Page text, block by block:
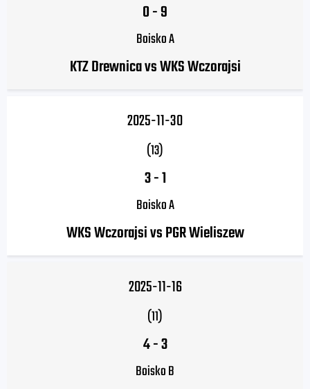
0-9
Boisko A
KTZ Drewnica vs WKS Wczorajsi
2025-11-30
(13)
3-1
Boisko A
WKS Wczorajsi vs PGR Wieliszew
2025-11-16
(11)
4-3
Boisko B